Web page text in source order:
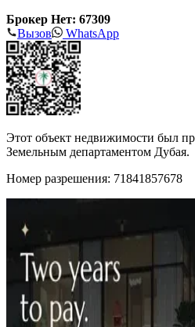
Брокер Нет: 67309
Вызов
WhatsApp
Этот объект недвижимости был
Земельным департаментом Дубая.
Номер разрешения: 71841857678